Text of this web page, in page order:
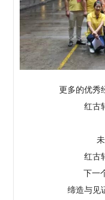
更多的优秀
红古
红古
下一
缔造与见